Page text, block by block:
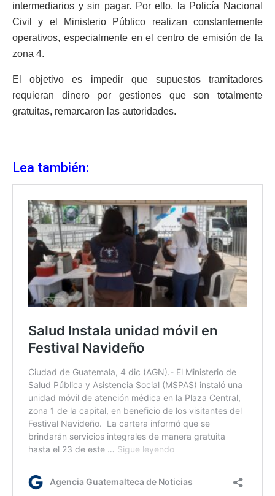
intermediarios y sin pagar. Por ello, la Policía Nacional
Civil y el Ministerio Público realizan constantemente
operativos, especialmente en el centro de emisión de la
zona 4.
El objetivo es impedir que supuestos tramitadores
requieran dinero por gestiones que son totalmente
gratuitas, remarcaron las autoridades.
Lea también: